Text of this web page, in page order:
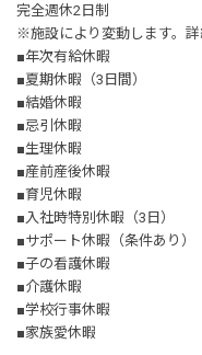
完全週休2日制
※施設により変動します。詳
■年次有給休暇
■夏期休暇（3日間）
■結婚休暇
■忌引休暇
■生理休暇
■産前産後休暇
■育児休暇
■入社時特別休暇（3日）
■サポート休暇（条件あり）
■子の看護休暇
■介護休暇
■学校行事休暇
■家族愛休暇